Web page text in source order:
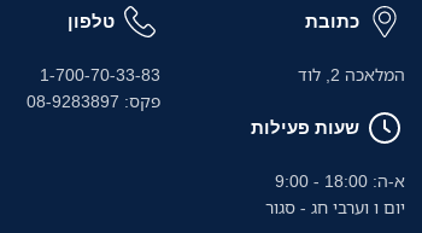
כתובת
המלאכה 2, לוד
שעות פעילות
א-ה: 18:00 - 9:00
יום ו וערבי חג - סגור
טלפון
1-700-70-33-83
פקס: 08-9283897